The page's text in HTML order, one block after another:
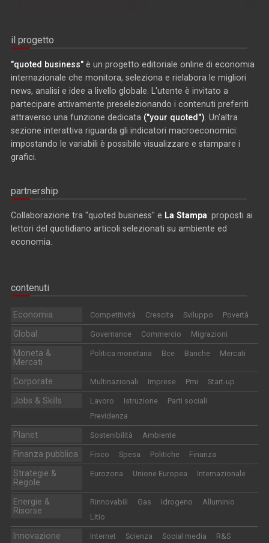
il progetto
"quoted business" è un progetto editoriale online di economia
internazionale che monitora, seleziona e rielabora le migliori
news, analisi e idee a livello globale. L'utente è invitato a
partecipare attivamente preselezionando i contenuti preferiti
attraverso una funzione dedicata ("your quoted") . Un'altra
sezione interattiva riguarda gli indicatori macroeconomici:
impostando le variabili è possibile visualizzare e stampare i
grafici.
partnership
Collaborazione tra "quoted business" e La Stampa: proposti ai
lettori del quotidiano articoli selezionati su ambiente ed
economia.
contenuti
Economia Competitività Crescita Sviluppo Povertà
Global Governance Commercio Migrazioni
Moneta &
Mercati
Politica monetaria Bce Banche Mercati
Corporate Multinazionali Imprese Pmi Start-up
Jobs & Skills Lavoro Istruzione
Parti sociali
Previdenza
Planet Sostenibilità Ambiente
Finanza pubblica Fisco Spesa Politiche Finanza
Strategie &
Regole
Eurozona Unione Europea Internazionale
Energie &
Risorse
Rinnovabili Gas Idrogeno
Alluminio
Litio
Innovazione Internet Scienza Social media R&S